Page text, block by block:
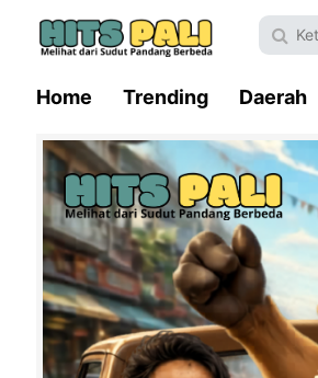
Home Trending Daerah